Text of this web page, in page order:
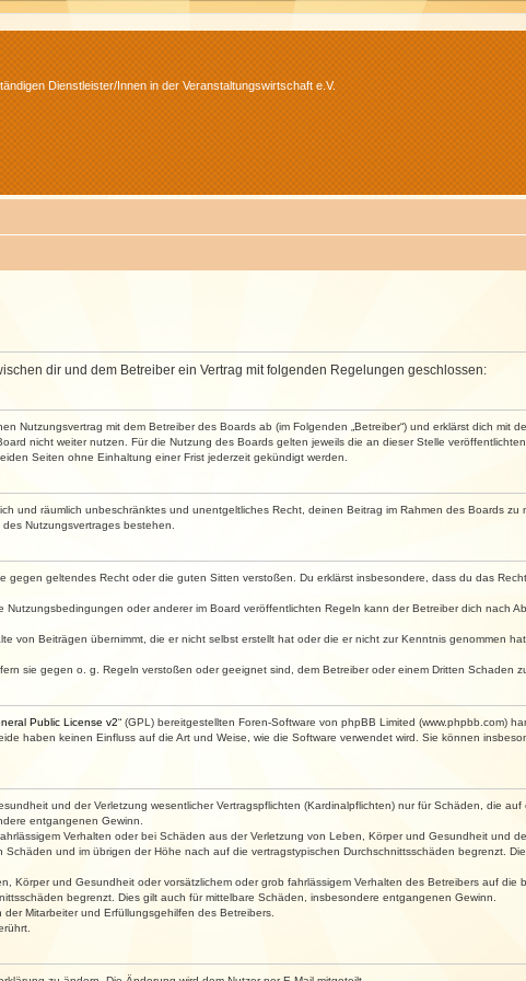
Dienstleister/Innen in der Veranstaltungswirtschaft e.V.
dir und dem Betreiber ein Vertrag mit folgenden Regelungen geschlossen:
Nutzungsvertrag mit dem Betreiber des Boards ab (im Folgenden „Betreiber“) und erklärst dich mit
nicht weiter nutzen. Für die Nutzung des Boards gelten jeweils die an dieser Stelle veröffentlichten
Seiten ohne Einhaltung einer Frist jederzeit gekündigt werden.
und räumlich unbeschränktes und unentgeltliches Recht, deinen Beitrag im Rahmen des Boards zu
Nutzungsvertrages bestehen.
gegen geltendes Recht oder die guten Sitten verstoßen. Du erklärst insbesondere, dass du das
oder anderer im Board veröffentlichten Regeln kann der Betreiber dich nach
von Beiträgen übernimmt, die er nicht selbst erstellt hat oder die er nicht zur Kenntnis genommen
sie gegen o. g. Regeln verstoßen oder geeignet sind, dem Betreiber oder einem Dritten Schaden
Public License v2“ (GPL) bereitgestellten Foren-Software von phpBB Limited (www.phpbb.com)
haben keinen Einfluss auf die Art und Weise, wie die Software verwendet wird. Sie können
und der Verletzung wesentlicher Vertragspflichten (Kardinalpflichten) nur für Schäden, die
entgangenen Gewinn.
Verhalten oder bei Schäden aus der Verletzung von Leben, Körper und Gesundheit und
und im übrigen der Höhe nach auf die vertragstypischen Durchschnittsschäden begrenzt.
Körper und Gesundheit oder vorsätzlichem oder grob fahrlässigem Verhalten des Betreibers auf die
begrenzt. Dies gilt auch für mittelbare Schäden, insbesondere entgangenen Gewinn.
Mitarbeiter und Erfüllungsgehilfen des Betreibers.